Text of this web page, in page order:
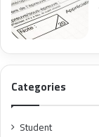
Categories
Student